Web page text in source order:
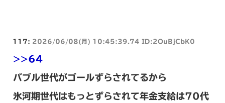
117: 2026/06/08(月) 10:45:39.74 ID:2OuBjCbK0
>>64
バブル世代がゴールずらされてるから
氷河期世代はもっとずらされて年金支給は70代